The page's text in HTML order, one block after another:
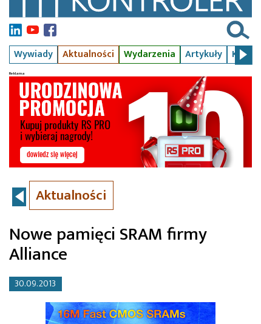
Wywiady Aktualności Wydarzenia Artykuły Kursy
Aktualności
Nowe pamięci SRAM firmy
Alliance
30.09.2013